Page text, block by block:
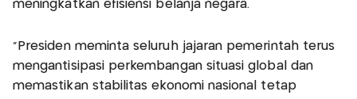
meningkatkan efisiensi belanja negara.
"Presiden meminta seluruh jajaran pemerintah terus
mengantisipasi perkembangan situasi global dan
memastikan stabilitas ekonomi nasional tetap